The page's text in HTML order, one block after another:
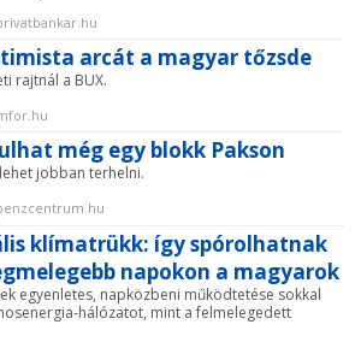
arcát a magyar tőzsde
rajtnál a BUX.
még egy blokk Pakson
jobban terhelni.
klímatrükk: így spórolhatnak
napokon a magyarok
egyenletes, napközbeni működtetése sokkal
hálózatot, mint a felmelegedett